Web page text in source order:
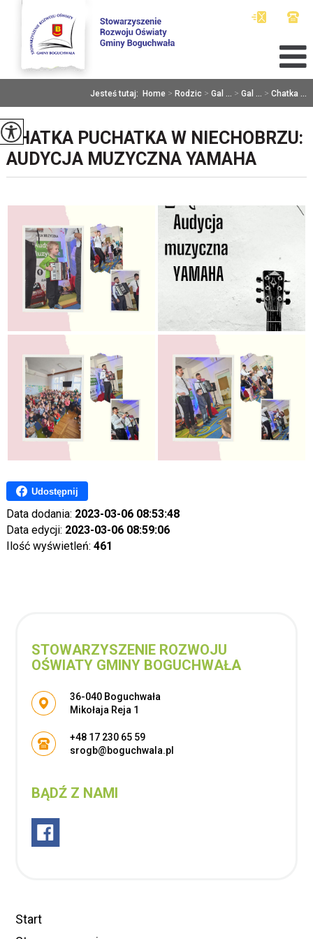
Jesteś tutaj: Home > Rodzic > Gal ... > Gal ... > Chatka ...
CHATKA PUCHATKA W NIECHOBRZU:
AUDYCJA MUZYCZNA YAMAHA
Udostępnij
Data dodania: 2023-03-06 08:53:48
Data edycji: 2023-03-06 08:59:06
Ilość wyświetleń: 461
STOWARZYSZENIE ROZWOJU
OŚWIATY GMINY BOGUCHWAŁA
Adres pocztowy:
36-040 Boguchwała
Mikołaja Reja 1
+48 17 230 65 59
srogb@boguchwala.pl
BĄDŹ Z NAMI
Start